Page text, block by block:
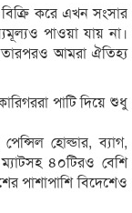
করে এখন সংসার
পাওয়া যায় না।
আমরা ঐতিহ্য
পাটি দিয়ে শুধু
হোল্ডার, ব্যাগ,
ম্যাটসহ ৪০টিরও বেশি
পাশাপাশি বিদেশেও